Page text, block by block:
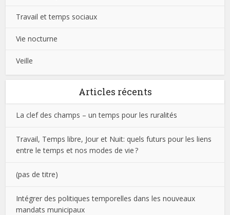
Travail et temps sociaux
Vie nocturne
Veille
Articles récents
La clef des champs – un temps pour les ruralités
Travail, Temps libre, Jour et Nuit: quels futurs pour les liens
entre le temps et nos modes de vie ?
(pas de titre)
Intégrer des politiques temporelles dans les nouveaux
mandats municipaux